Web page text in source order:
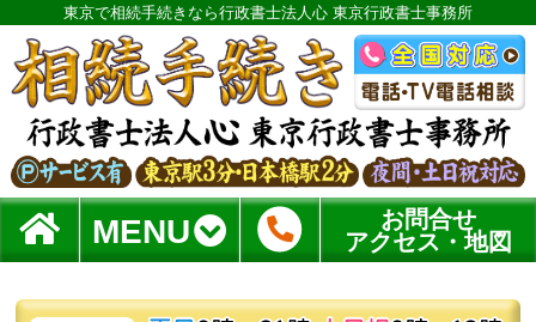
東京で相続手続きなら行政書士法人心 東京行政書士事務所
MENU
お問合せ
アクセス・地図